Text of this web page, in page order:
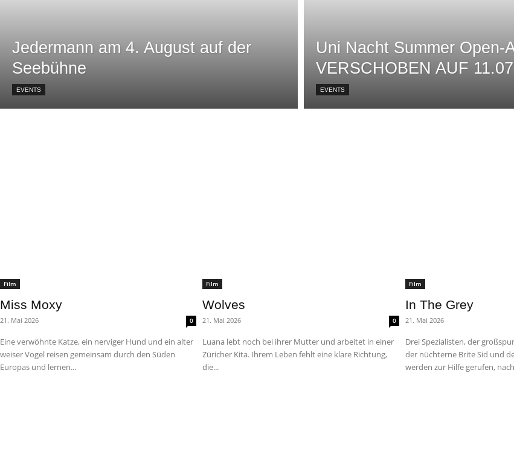
Jedermann am 4. August auf der
Seebühne
EVENTS
Uni Nacht Summer Open-
VERSCHOBEN AUF
EVENTS
Film
Miss Moxy
21. Mai 2026 0
Eine verwöhnte Katze, ein nerviger Hund und ein alter
weiser Vogel reisen gemeinsam durch den Süden
Europas und lernen...
Film
Wolves
21. Mai 2026 0
Luana lebt noch bei ihrer Mutter und arbeitet in einer
Züricher Kita. Ihrem Leben fehlt eine klare Richtung,
die...
Film
In The Grey
21. Mai 2026
Drei Spezialisten, der
der nüchterne Brite Sid und
werden zur Hilfe gerufen,